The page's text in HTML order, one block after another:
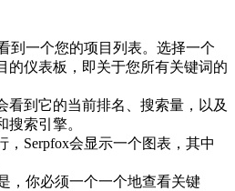
到一个您的项目列表。选择一个
的仪表板，即关于您所有关键词的
看到它的当前排名、搜索量，以及
索引擎。
Serpfox会显示一个图表，其中
，你必须一个一个地查看关键